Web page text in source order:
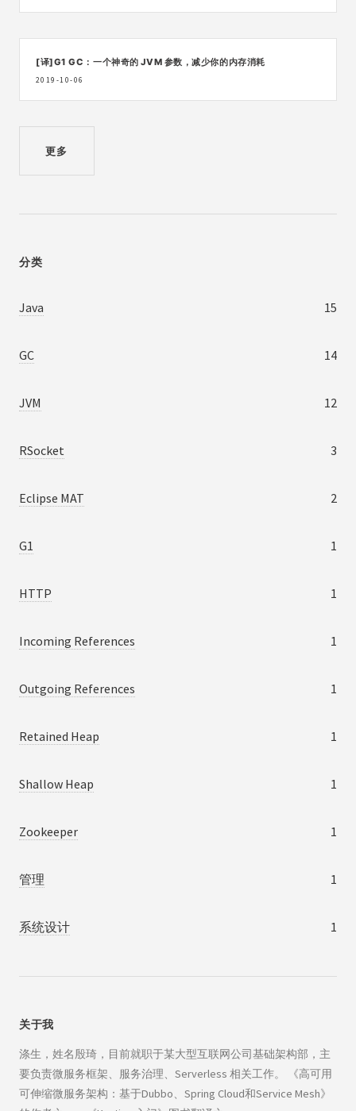
[译]G1 GC：一个神奇的 JVM 参数，减少你的内存消耗
2019-10-06
更多
分类
Java 15
GC 14
JVM 12
RSocket 3
Eclipse MAT 2
G1 1
HTTP 1
Incoming References 1
Outgoing References 1
Retained Heap 1
Shallow Heap 1
Zookeeper 1
管理 1
系统设计 1
关于我
涤生，姓名殷琦，目前就职于某大型互联网公司基础架构部，主
要负责微服务框架、服务治理、Serverless 相关工作。 《高可用
可伸缩微服务架构：基于Dubbo、Spring Cloud和Service Mesh》